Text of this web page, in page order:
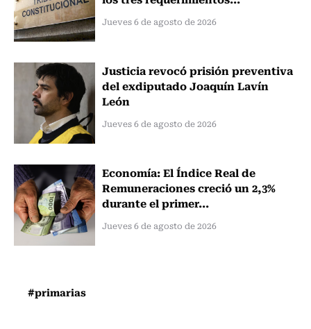
Jueves 6 de agosto de 2026
Justicia revocó prisión preventiva
del exdiputado Joaquín Lavín
León
Jueves 6 de agosto de 2026
Economía: El Índice Real de
Remuneraciones creció un 2,3%
durante el primer...
Jueves 6 de agosto de 2026
#primarias